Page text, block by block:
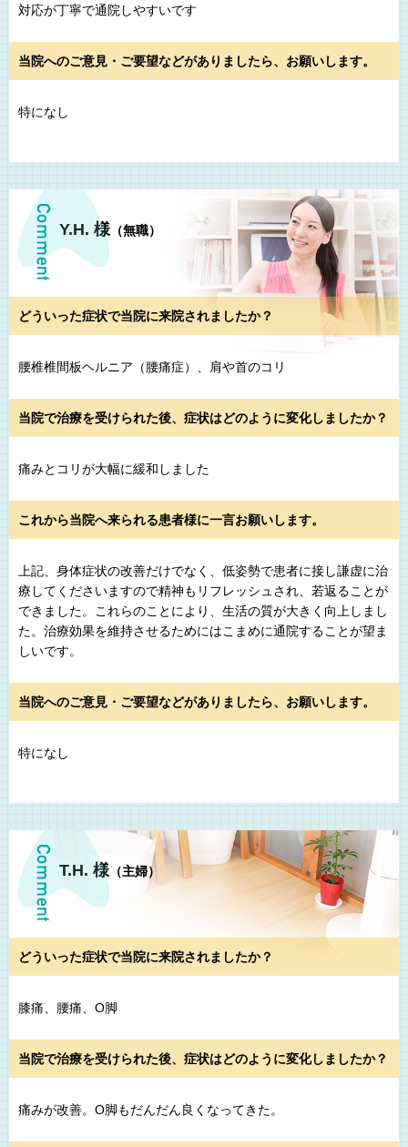
対応が丁寧で通院しやすいです
当院へのご意見・ご要望などがありましたら、お願いします。
特になし
Y.H. 様 （無職）
どういった症状で当院に来院されましたか？
腰椎椎間板ヘルニア（腰痛症）、肩や首のコリ
当院で治療を受けられた後、症状はどのように変化しましたか？
痛みとコリが大幅に緩和しました
これから当院へ来られる患者様に一言お願いします。
上記、身体症状の改善だけでなく、低姿勢で患者に接し謙虚に治
療してくださいますので精神もリフレッシュされ、若返ることが
できました。これらのことにより、生活の質が大きく向上しまし
た。治療効果を維持させるためにはこまめに通院することが望ま
しいです。
当院へのご意見・ご要望などがありましたら、お願いします。
特になし
T.H. 様 （主婦）
どういった症状で当院に来院されましたか？
膝痛、腰痛、O脚
当院で治療を受けられた後、症状はどのように変化しましたか？
痛みが改善。O脚もだんだん良くなってきた。